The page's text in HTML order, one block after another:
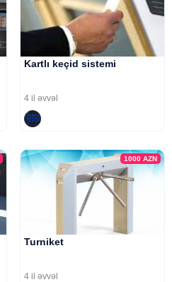
Kartlı keçid sistemi
4 il əvvəl
1000 AZN
Turniket
4 il əvvəl